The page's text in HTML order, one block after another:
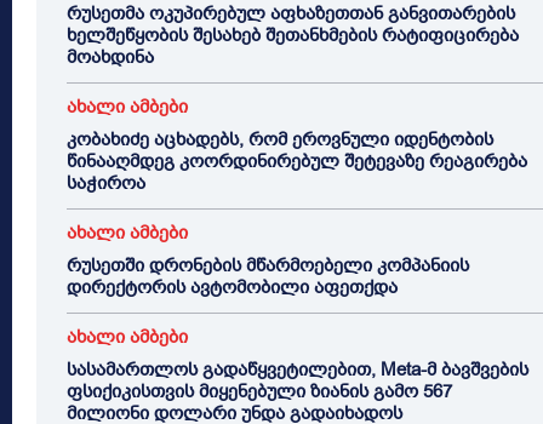
რუსეთმა ოკუპირებულ აფხაზეთთან განვითარების
ხელშეწყობის შესახებ შეთანხმების რატიფიცირება
მოახდინა
ახალი ამბები
კობახიძე აცხადებს, რომ ეროვნული იდენტობის
წინააღმდეგ კოორდინირებულ შეტევაზე რეაგირება
საჭიროა
ახალი ამბები
რუსეთში დრონების მწარმოებელი კომპანიის
დირექტორის ავტომობილი აფეთქდა
ახალი ამბები
სასამართლოს გადაწყვეტილებით, Meta-მ ბავშვების
ფსიქიკისთვის მიყენებული ზიანის გამო 567
მილიონი დოლარი უნდა გადაიხადოს